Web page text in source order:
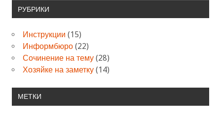
РУБРИКИ
Инструкции (15)
Информбюро (22)
Сочинение на тему (28)
Хозяйке на заметку (14)
МЕТКИ